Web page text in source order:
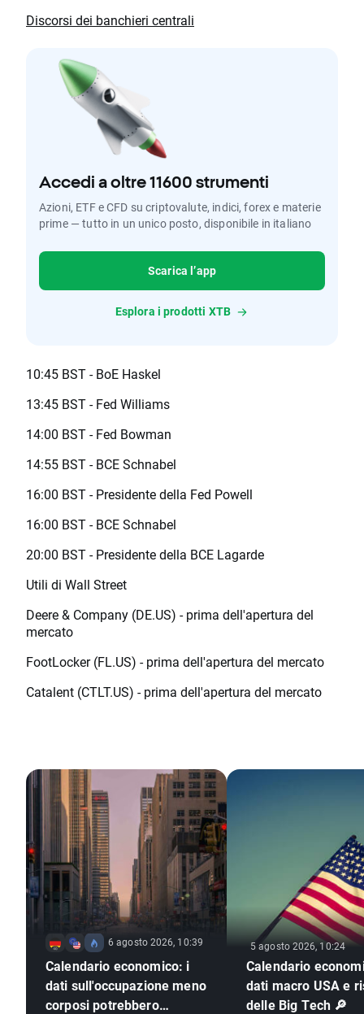
Discorsi dei banchieri centrali
Accedi a oltre 11600 strumenti
Azioni, ETF e CFD su criptovalute, indici, forex e materie
prime — tutto in un unico posto, disponibile in italiano
Scarica l’app
Esplora i prodotti XTB
10:45 BST - BoE Haskel
13:45 BST - Fed Williams
14:00 BST - Fed Bowman
14:55 BST - BCE Schnabel
16:00 BST - Presidente della Fed Powell
16:00 BST - BCE Schnabel
20:00 BST - Presidente della BCE Lagarde
Utili di Wall Street
Deere & Company (DE.US) - prima dell'apertura del
mercato
FootLocker (FL.US) - prima dell'apertura del mercato
Catalent (CTLT.US) - prima dell'apertura del mercato
6 agosto 2026, 10:39
Calendario economico: i
dati sull'occupazione meno
corposi potrebbero
5 agosto 2026, 10:24
Calendario
dati macro USA e
delle Big Tech 🔎